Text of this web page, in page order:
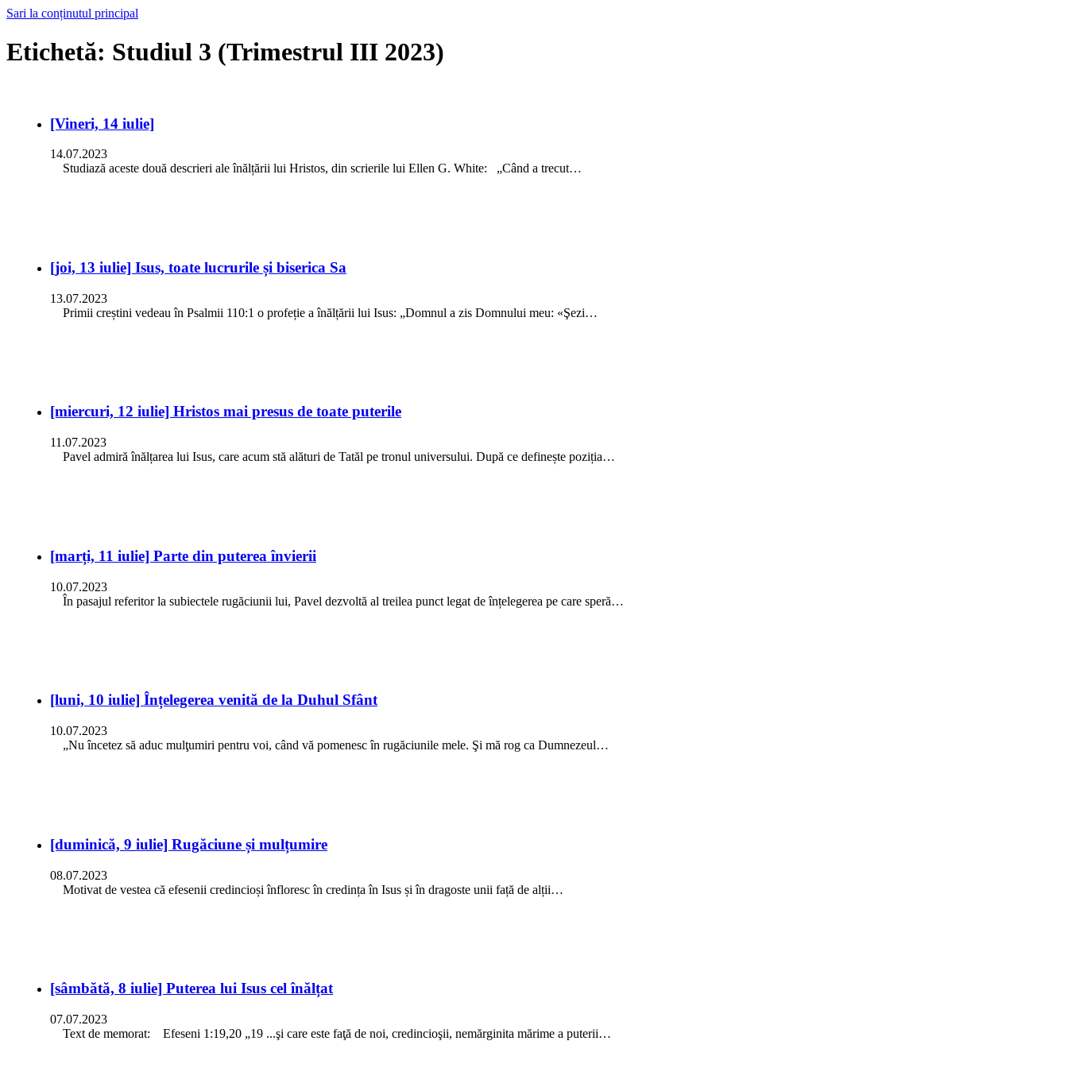
Sari la conținutul principal
Etichetă: Studiul 3 (Trimestrul III 2023)
[Vineri, 14 iulie]
14.07.2023
Studiază aceste două descrieri ale înălțării lui Hristos, din scrierile lui Ellen G. White: „Când a trecut…
[joi, 13 iulie] Isus, toate lucrurile și biserica Sa
13.07.2023
Primii creștini vedeau în Psalmii 110:1 o profeție a înălțării lui Isus: „Domnul a zis Domnului meu: «Şezi…
[miercuri, 12 iulie] Hristos mai presus de toate puterile
11.07.2023
Pavel admiră înălțarea lui Isus, care acum stă alături de Tatăl pe tronul universului. După ce definește poziția…
[marți, 11 iulie] Parte din puterea învierii
10.07.2023
În pasajul referitor la subiectele rugăciunii lui, Pavel dezvoltă al treilea punct legat de înțelegerea pe care speră…
[luni, 10 iulie] Înțelegerea venită de la Duhul Sfânt
10.07.2023
„Nu încetez să aduc mulţumiri pentru voi, când vă pomenesc în rugăciunile mele. Şi mă rog ca Dumnezeul…
[duminică, 9 iulie] Rugăciune și mulțumire
08.07.2023
Motivat de vestea că efesenii credincioși înfloresc în credința în Isus și în dragoste unii față de alții…
[sâmbătă, 8 iulie] Puterea lui Isus cel înălțat
07.07.2023
Text de memorat: Efeseni 1:19,20 „19 ...şi care este faţă de noi, credincioşii, nemărginita mărime a puterii…